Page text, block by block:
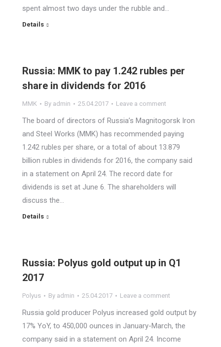
spent almost two days under the rubble and…
Details
Russia: MMK to pay 1.242 rubles per
share in dividends for 2016
MMK By admin 25.04.2017 Leave a comment
The board of directors of Russia’s Magnitogorsk Iron
and Steel Works (MMK) has recommended paying
1.242 rubles per share, or a total of about 13.879
billion rubles in dividends for 2016, the company said
in a statement on April 24. The record date for
dividends is set at June 6. The shareholders will
discuss the…
Details
Russia: Polyus gold output up in Q1
2017
Polyus By admin 25.04.2017 Leave a comment
Russia gold producer Polyus increased gold output by
17% YoY, to 450,000 ounces in January-March, the
company said in a statement on April 24. Income